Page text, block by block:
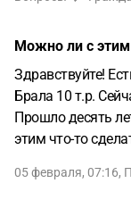
Можно ли с этим
Здравствуйте!
Брала 10 т.р.
Прошло десять
этим что-то
05 февраля, 07:16,